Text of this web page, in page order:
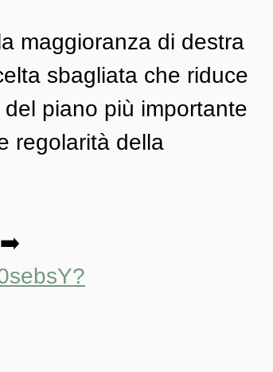
maggioranza di destra
sbagliata che riduce
piano più importante
regolarità della
➡️